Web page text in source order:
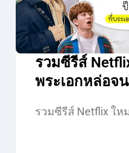
รวมซีรีส์
พระเอกหล่อจ
รวมซีรีส์ Netflix ให